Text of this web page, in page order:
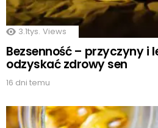
3.1tys. Views
Bezsenność – przyczyny i
odzyskać zdrowy sen
16 dni temu